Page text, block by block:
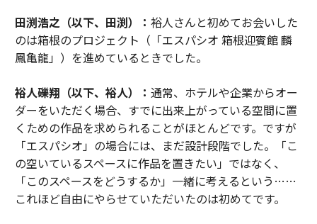
田渕浩之（以下、田渕）： 裕人さんと初めてお会いした
のは箱根のプロジェクト（「エスパシオ 箱根迎賓館 麟
鳳亀龍」）を進めているときでした。
裕人礫翔（以下、裕人）： 通常、ホテルや企業からオー
ダーをいただく場合、すでに出来上がっている空間に置
くための作品を求められることがほとんどです。ですが
「エスパシオ」の場合には、まだ設計段階でした。「こ
の空いているスペースに作品を置きたい」ではなく、
「このスペースをどうするか」一緒に考えるという……
これほど自由にやらせていただいたのは初めてです。